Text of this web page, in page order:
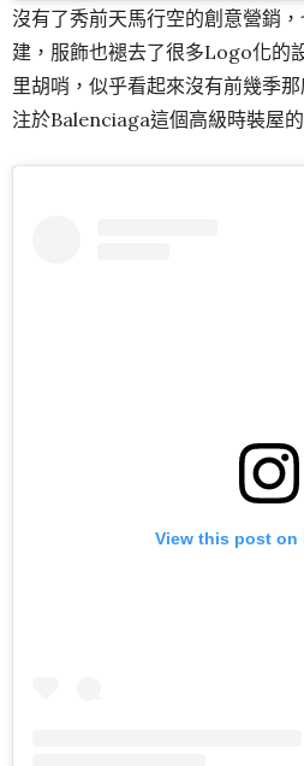
沒有了秀前天馬行空的創意營銷
建，服飾也褪去了很多Logo化的
里胡哨，似乎看起來沒有前幾季
注於Balenciaga這個高級時裝屋的
View this post on